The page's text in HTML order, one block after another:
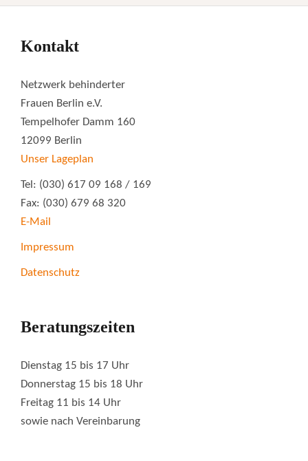
Kontakt
Netzwerk behinderter
Frauen Berlin e.V.
Tempelhofer Damm 160
12099 Berlin
Unser Lageplan
Tel: (030) 617 09 168 / 169
Fax: (030) 679 68 320
E-Mail
Impressum
Datenschutz
Beratungszeiten
Dienstag 15 bis 17 Uhr
Donnerstag 15 bis 18 Uhr
Freitag 11 bis 14 Uhr
sowie nach Vereinbarung